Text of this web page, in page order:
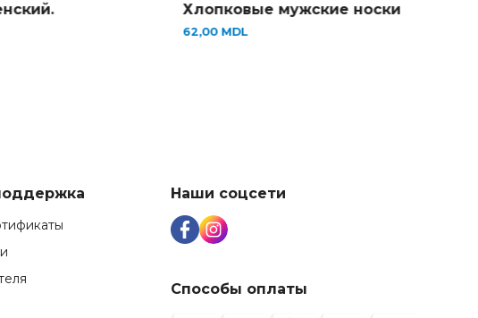
Хлопковые мужские носки Топы женские .
Наши соцсети
Способы оплаты